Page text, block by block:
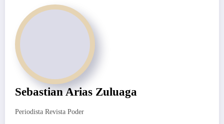
Sebastian Arias Zuluaga
Periodista Revista Poder